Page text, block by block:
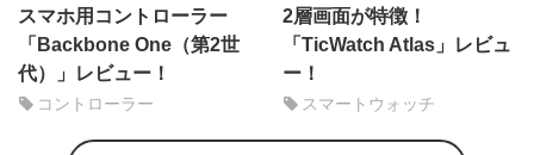
スマホ用コントローラー
「Backbone One（第2世
代）」レビュー！
コントローラー
2層画面が特徴！
「TicWatch Atlas」レビュ
ー！
スマートウォッチ